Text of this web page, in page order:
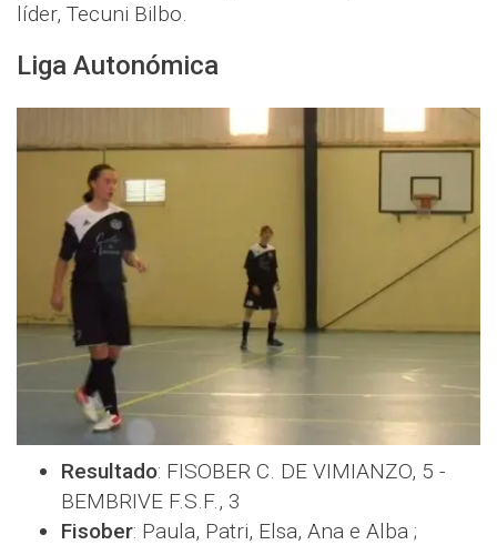
líder, Tecuni Bilbo.
Liga Autonómica
Resultado: FISOBER C. DE VIMIANZO, 5 -
BEMBRIVE F.S.F., 3
Fisober: Paula, Patri, Elsa, Ana e Alba ;